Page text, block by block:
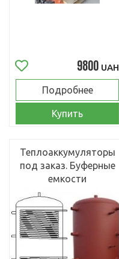
9800 UAH
Подробнее
Купить
Теплоаккумуляторы
под заказ. Буферные
емкости